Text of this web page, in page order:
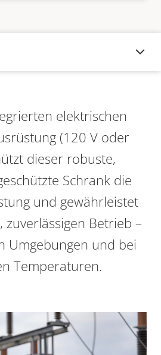
elektrischen
(120 V oder
dieser robuste,
Schrank die
und gewährleistet
zuverlässigen Betrieb –
Umgebungen und bei
Temperaturen.